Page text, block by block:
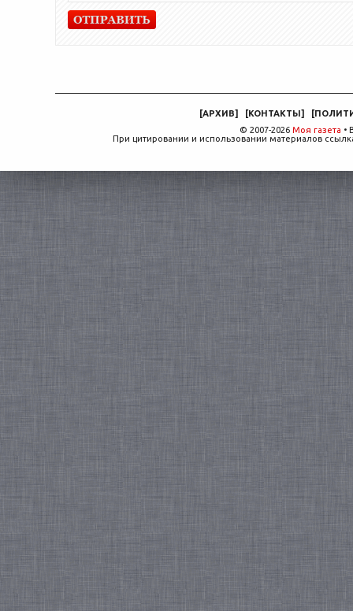
[АРХИВ] [КОНТАКТЫ ] [
© 2007-2026 Моя газета •
При цитировании и использовании материалов